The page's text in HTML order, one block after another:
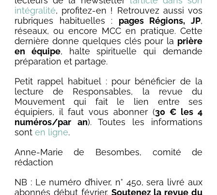
intégralité, profitez-en ! Retrouvez aussi vos
rubriques habituelles : pages Régions, JP,
réseaux, ou encore MCC en pratique. Cette
dernière donne quelques clés pour la prière
en équipe, halte spirituelle qui demande
préparation et partage.
Petit rappel habituel : pour bénéficier de la
lecture de Responsables, la revue du
Mouvement qui fait le lien entre ses
équipiers, il faut vous abonner (30 € les 4
numéros/par an). Toutes les informations
sont en ligne.
Anne-Marie de Besombes, comité de
rédaction
NB : Le numéro d’hiver, n° 450, sera livré aux
abonnés début février. Soutenez la revue du